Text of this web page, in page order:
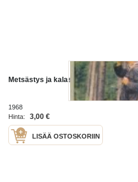
Metsästys ja kalastus 1968 nr 9
1968
Hinta:
3,00 €
LISÄÄ OSTOSKORIIN